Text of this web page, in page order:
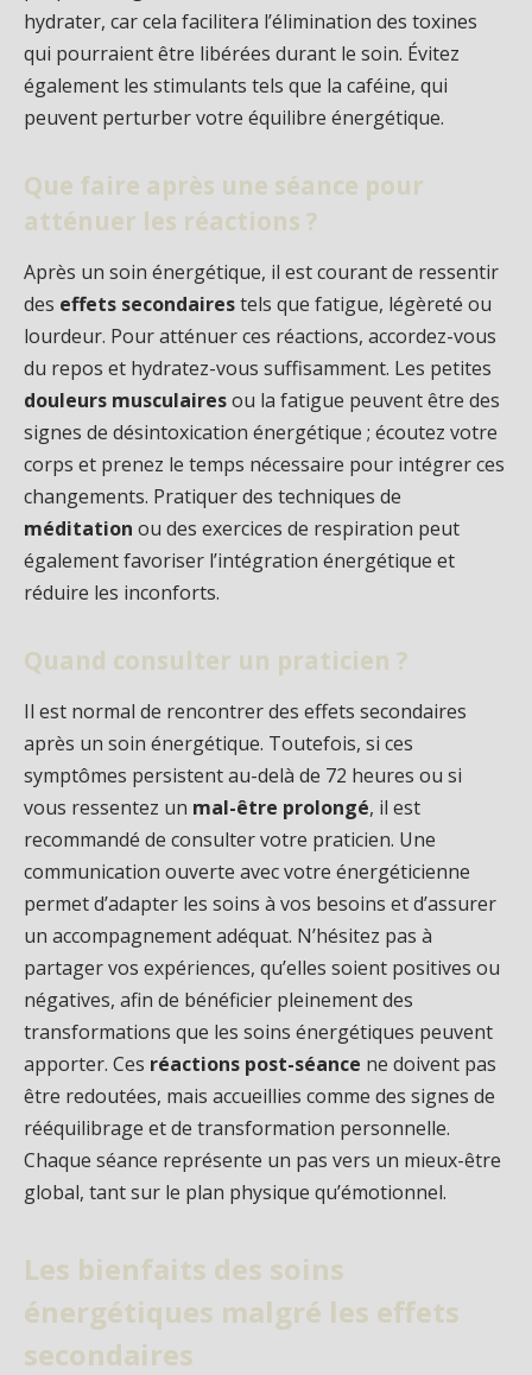
hydrater, car cela facilitera l’élimination des toxines
qui pourraient être libérées durant le soin. Évitez
également les stimulants tels que la caféine, qui
peuvent perturber votre équilibre énergétique.
Que faire après une séance pour
atténuer les réactions ?
Après un soin énergétique, il est courant de ressentir
des effets secondairestels que fatigue, légèreté ou
lourdeur. Pour atténuer ces réactions, accordez-vous
du repos et hydratez-vous suffisamment. Les petites
douleurs musculairesou la fatigue peuvent être des
signes de désintoxication énergétique ; écoutez votre
corps et prenez le temps nécessaire pour intégrer ces
changements. Pratiquer des techniques de
méditation ou des exercices de respiration peut
également favoriser l’intégration énergétique et
réduire les inconforts.
Quand consulter un praticien ?
Il est normal de rencontrer des effets secondaires
après un soin énergétique. Toutefois, si ces
symptômes persistent au-delà de 72 heures ou si
vous ressentez un mal-être prolongé, il est
recommandé de consulter votre praticien. Une
communication ouverte avec votre énergéticienne
permet d’adapter les soins à vos besoins et d’assurer
un accompagnement adéquat. N’hésitez pas à
partager vos expériences, qu’elles soient positives ou
négatives, afin de bénéficier pleinement des
transformations que les soins énergétiques peuvent
apporter. Ces réactions post-séance ne doivent pas
être redoutées, mais accueillies comme des signes de
rééquilibrage et de transformation personnelle.
Chaque séance représente un pas vers un mieux-être
global, tant sur le plan physique qu’émotionnel.
Les bienfaits des soins
énergétiques malgré les effets
secondaires